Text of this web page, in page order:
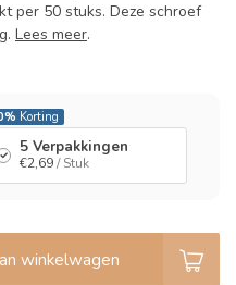
per 50 stuks. Deze schroef
Lees meer.
Korting
5 Verpakkingen
€2,69/ Stuk
winkelwagen